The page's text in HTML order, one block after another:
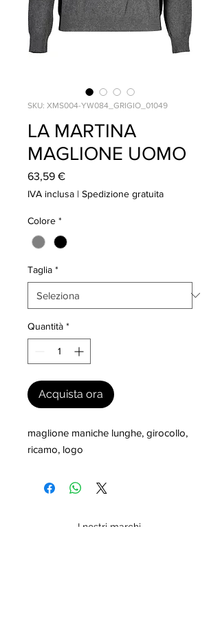
SKU: XMS004-YW084_GRIGIO_01049
LA MARTINA
MAGLIONE UOMO
63,59 €Prezzo
IVA inclusa | Spedizione gratuita
Colore *
Taglia *
Quantità *
Acquista ora
maglione maniche lunghe, girocollo,
ricamo, logo
I nostri marchi